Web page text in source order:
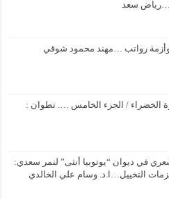
سعد
رواتب …مهند محمود شوقي
الخضراء / الجزء الخامس …. تطوان :
في ديوان “يوتوبيا أنثى” لنمر سعدي:
التخييل…ا.د. وسام علي الخالدي